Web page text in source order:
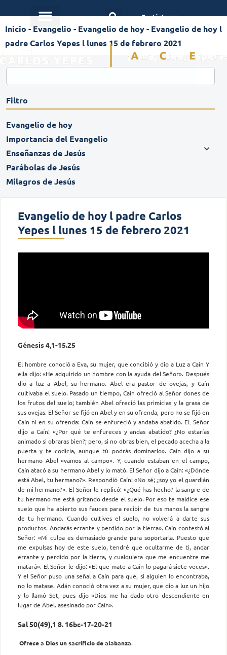
Contáctanos
Inicio - Evangelio - Evangelio de hoy- Evangelio de hoy l
padre Carlos Yepes l lunes 15 de febrero 2021
Filtro
Evangelio de hoy
Importancia del Evangelio
Enseñanzas de Jesús
Parábolas de Jesús
Milagros de Jesús
Evangelio de hoy l padre Carlos
Yepes l lunes 15 de febrero 2021
Génesis 4,1-15.25
El hombre conoció a Eva, su mujer, que concibió y dio a Luz a Caín Y
ella dijo: «He adquirido un hombre con la ayuda del Señor». Después
dio a luz a Abel, su hermano. Abel era pastor de ovejas, y Caín
cultivaba el suelo. Pasado un tiempo, Caín ofreció al Señor dones de
los frutos del suelo; también Abel ofreció las primicias y la grasa de
sus ovejas. El Señor se fijó en Abel y en su ofrenda, pero no se fijó en
Caín ni en su ofrenda: Caín se enfureció y andaba abatido. EL Señor
dijo a Caín: «¿Por qué te enfureces y andas abatido? ¿No estarías
animado si obraras bien?; pero, si no obras bien, el pecado acecha a la
puerta y te codicia, aunque tú podrás dominarlo». Caín dijo a su
hermano Abel «vamos al campo». Y, cuando estaban en el campo,
Caín atacó a su hermano Abel y lo mató. El Señor dijo a Caín: «¿Dónde
está Abel, tu hermano?». Respondió Caín: «No sé; ¿soy yo el guardián
de mi hermano?». El Señor le replicó: «¿Qué has hecho? la sangre de
tu hermano me está gritando desde el suelo. Por eso te maldice ese
suelo que ha abierto sus fauces para recibir de tus manos la sangre
de tu hermano. Cuando cultives el suelo, no volverá a darte sus
productos. Andarás errante y perdido por la tierra». Caín contestó al
Señor: «Mi culpa es demasiado grande para soportarla. Puesto que
me expulsas hoy de este suelo, tendré que ocultarme de ti, andar
errante y perdido por la tierra, y cualquiera que me encuentre me
matará». El Señor le dijo: «El que mate a Caín lo pagará siete veces».
Y el Señor puso una señal a Caín para que, si alguien lo encontraba,
no lo matase. Adán conoció otra vez a su mujer, que dio a luz un hijo
y lo llamó Set, pues dijo «Dios me ha dado otro descendiente en
lugar de Abel. asesinado por Caín».
Sal 50(49),1 8. 16bc-17-20-21
Ofrece a Dios un sacrificio de alabanza.